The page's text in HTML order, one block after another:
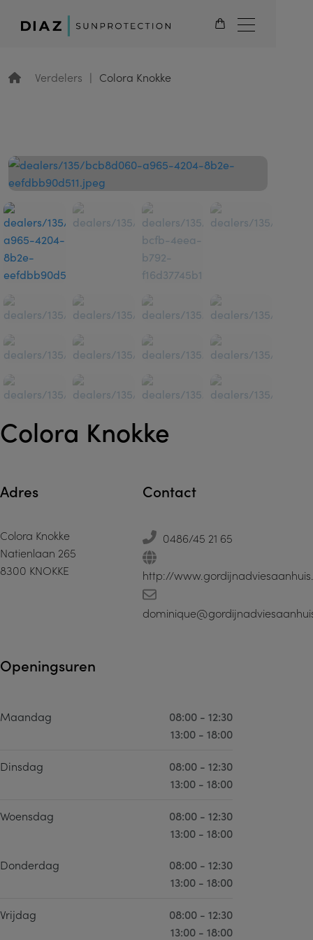
Verdelers Colora Knokke
Colora Knokke
Adres
Colora Knokke
Natienlaan 265
8300 KNOKKE
Contact
0486/45 21 65
http://
Openingsuren
Maandag
08:00 - 12:30
13:00 - 18:00
Dinsdag
08:00 - 12:30
13:00 - 18:00
Woensdag
08:00 - 12:30
13:00 - 18:00
Donderdag
08:00 - 12:30
13:00 - 18:00
Vrijdag
08:00 - 12:30
13:00 - 18:00